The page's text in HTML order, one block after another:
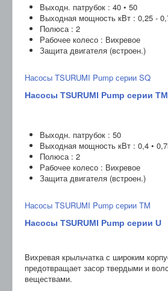
Выходн. патрубок : 40 • 50
Выходная мощность кВт : 0,25 -
Полюса : 2
Рабочее колесо : Вихревое
Защита двигателя (встроен.)
Насосы TSURUMI Pump серии SQ
Насосы TSURUMI Pump серии TM
Выходн. патрубок : 50
Выходная мощность кВт : 0,4 •
Полюса : 2
Рабочее колесо : Вихревое
Защита двигателя (встроен.)
Насосы TSURUMI Pump серии TM
Насосы TSURUMI Pump серии U
Вихревая крыльчатка с широким
предотвращает засор твердыми и
веществами.